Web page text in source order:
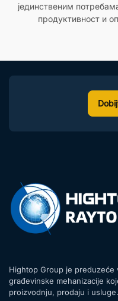
јединственим
продуктивност и
Hightop Group je
građevinske mehanizacije
proizvodnju, prodaju i usluge.